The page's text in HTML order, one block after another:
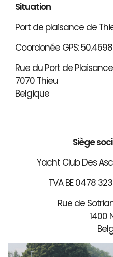
Situation
Port de plaisance de
Coordonée GPS:
Rue du Port de
7070 Thieu
Belgique
Siège
Yacht Club Des
TVA BE 0478
Rue de
1400